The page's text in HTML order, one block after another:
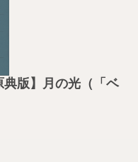
典版】月の光（「ベ